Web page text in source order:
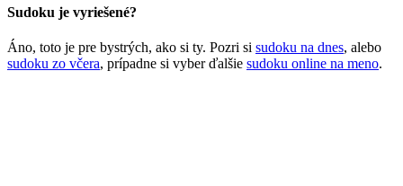
Sudoku je vyriešené?
Áno, toto je pre bystrých, ako si ty. Pozri si sudoku na dnes, alebo
sudoku zo včera, prípadne si vyber ďalšie sudoku online na meno.